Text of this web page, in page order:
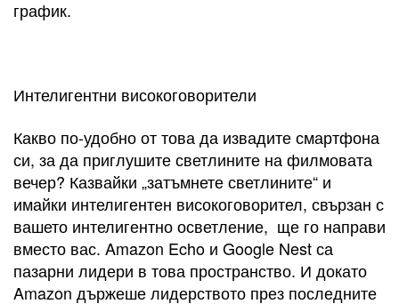
график.
Интелигентни високоговорители
Какво по-удобно от това да извадите смартфона
си, за да приглушите светлините на филмовата
вечер? Казвайки „затъмнете светлините“ и
имайки интелигентен високоговорител, свързан с
вашето интелигентно осветление, ще го направи
вместо вас. Amazon Echo и Google Nest са
пазарни лидери в това пространство. И докато
Amazon държеше лидерството през последните